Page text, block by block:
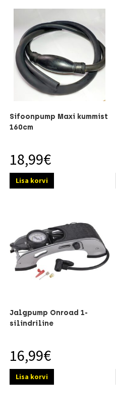
Sifoonpump Maxi kummist
160cm
18,99€
Lisa korvi
Jalgpump Onroad 1-
silindriline
16,99€
Lisa korvi